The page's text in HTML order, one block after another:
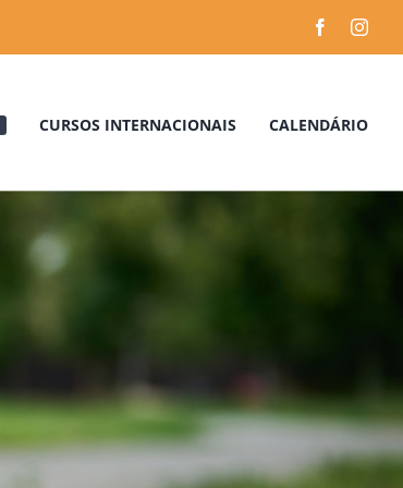
CURSOS INTERNACIONAIS CALENDÁRIO